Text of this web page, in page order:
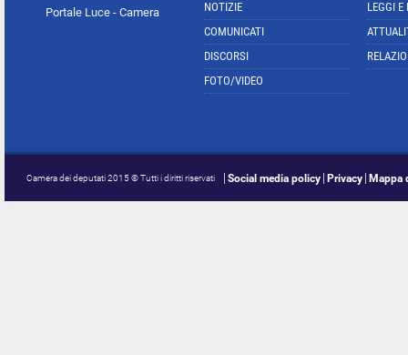
Portale Luce - Camera
NOTIZIE
COMUNICATI
DISCORSI
FOTO/VIDEO
LEGGI E
Camera dei deputati 2015 © Tutti i diritti riservati Social media policy Privacy Mappa